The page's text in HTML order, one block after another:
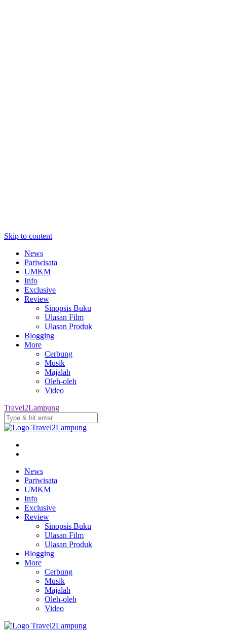
Skip to content
News
Pariwisata
UMKM
Info
Exclusive
Review
Sinopsis Buku
Ulasan Film
Ulasan Produk
Blogging
More
Cerbung
Musik
Majalah
Oleh-oleh
Video
Travel2Lampung
News
Pariwisata
UMKM
Info
Exclusive
Review
Sinopsis Buku
Ulasan Film
Ulasan Produk
Blogging
More
Cerbung
Musik
Majalah
Oleh-oleh
Video